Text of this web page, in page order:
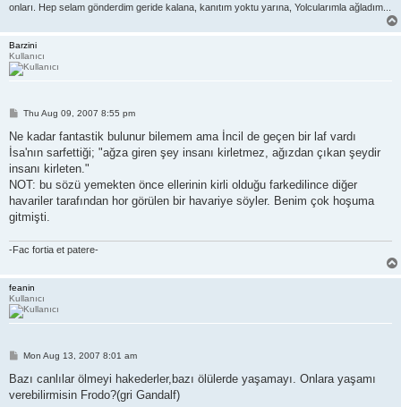
onları. Hep selam gönderdim geride kalana, kanıtım yoktu yarına, Yolcularımla ağladım...
Barzini
Kullanıcı
P
s
Thu Aug 09, 2007 8:55 pm
Ne kadar fantastik bulunur bilemem ama İncil de geçen bir laf vardı
İsa'nın sarfettiği; "ağza giren şey insanı kirletmez, ağızdan çıkan şeydir
insanı kirleten."
NOT: bu sözü yemekten önce ellerinin kirli olduğu farkedilince diğer
havariler tarafından hor görülen bir havariye söyler. Benim çok hoşuma
gitmişti.
-Fac fortia et patere-
feanin
Kullanıcı
P
s
Mon Aug 13, 2007 8:01 am
Bazı canlılar ölmeyi hakederler,bazı ölülerde yaşamayı. Onlara yaşamı
verebilirmisin Frodo?(gri Gandalf)